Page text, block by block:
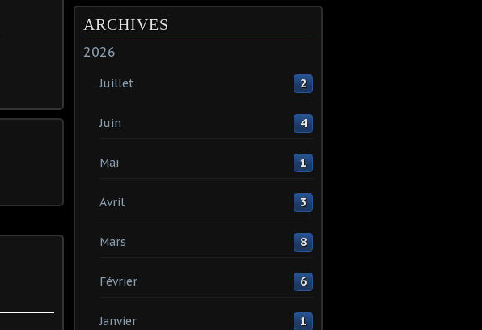
ARCHIVES
2026
Juillet 2
Juin 4
Mai 1
Avril 3
Mars 8
Février 6
Janvier 1